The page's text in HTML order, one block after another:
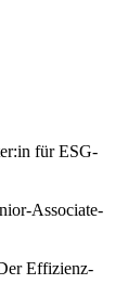
für ESG-
Associate-
Effizienz-